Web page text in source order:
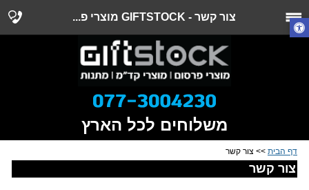
צור קשר - GIFTSTOCK מוצרי פ...
משלוחים לכל הארץ
דף הבית >> צור קשר
צור קשר